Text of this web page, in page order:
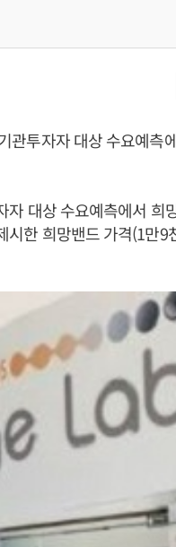
관투자자 대상 수요예측
대상 수요예측에서 희
시한 희망밴드 가격(1만9